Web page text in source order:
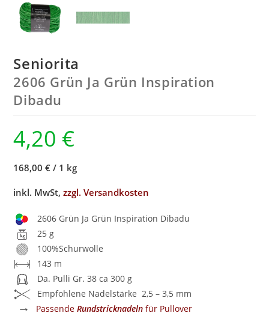
Seniorita
2606 Grün Ja Grün Inspiration
Dibadu
4,20 €
168,00 € / 1 kg
inkl. MwSt,zzgl. Versandkosten
2606 Grün Ja Grün Inspiration Dibadu
25 g
100%Schurwolle
143 m
Da. Pulli Gr. 38 ca 300 g
Empfohlene Nadelstärke 2,5 – 3,5 mm
→ PassendeRundstricknadeln für Pullover